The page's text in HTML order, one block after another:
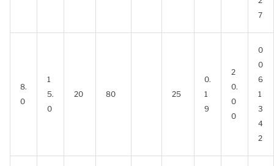
7
8.
0
1
5.
0
20 80 25
0.
1
9
2
0.
0
0
0
0
6
1
3
4
2